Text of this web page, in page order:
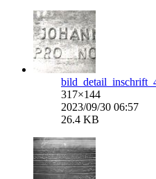
317×144
2023/09/30 06:57
26.4 KB